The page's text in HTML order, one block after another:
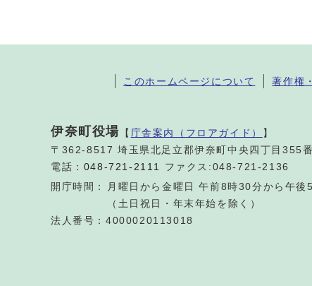
このホームページについて 著作権
伊奈町役場 【 庁舎案内（フロアガイド） 】
〒362-8517 埼玉県北足立郡伊奈町中央四丁目355
電話： 048-721-2111
ファクス:048-721-2136
開庁時間：
月曜日から金曜日 午前8時30分から午後
（土日祝日・年末年始を除く）
法人番号：4000020113018